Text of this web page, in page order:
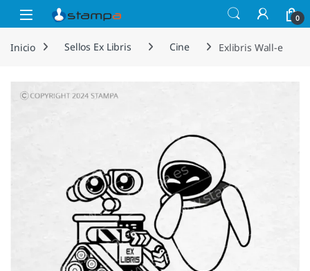
Saltar a la navegación
Saltar al contenido
Open 0
Inicio Sellos Ex Libris Cine Exlibris Wall-e